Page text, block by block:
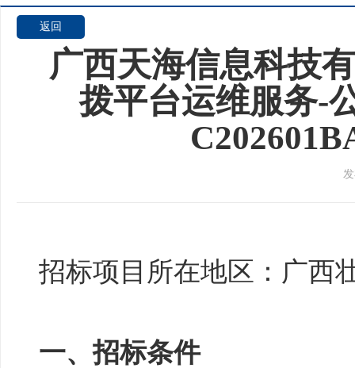
返回
广西天海信息科技
拨平台运维服务-
招标项目所在地区：广西
一、招标条件